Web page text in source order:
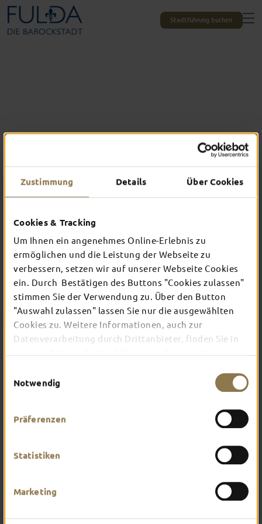
Zustimmung Details Über Cookies
Cookies & Tracking
Um Ihnen ein angenehmes Online-Erlebnis zu
ermöglichen und die Leistung der Webseite zu
verbessern, setzen wir auf unserer Webseite Cookies
ein. Durch Bestätigen des Buttons "Cookies zulassen"
stimmen Sie der Verwendung zu. Über den Button
"Auswahl zulassen" lassen Sie nur die ausgewählten
Cookies zu. Weitere Informationen, auch zur
Datenverarbeitung durch Drittanbieter, finden Sie in
Notwendig
Präferenzen
Statistiken
Marketing
Stadtführung buchen
DAS ERWARTET
DICH IN FULDA
Verschaffe dir hier einen Überblick über das, was
dich in Fulda erwartet. Worauf hast du am
meisten Lust?